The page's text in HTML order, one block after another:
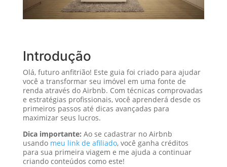
Introdução
Olá, futuro anfitrião! Este guia foi criado para ajudar
você a transformar seu imóvel em uma fonte de
renda através do Airbnb. Com técnicas comprovadas
e estratégias profissionais, você aprenderá desde os
primeiros passos até dicas avançadas para
maximizar seus lucros.
Dica importante: Ao se cadastrar no Airbnb
usando meu link de afiliado, você ganha créditos
para sua primeira viagem e me ajuda a continuar
criando conteúdos como este!